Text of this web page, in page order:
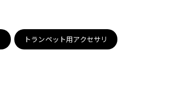
トランペット用アクセサリ